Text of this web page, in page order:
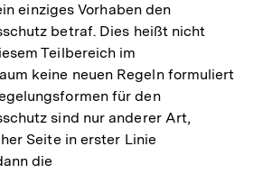
einziges Vorhaben den
betraf. Dies heißt nicht
Teilbereich im
keine neuen Regeln formuliert
für den
sind nur anderer Art,
Seite in erster Linie
die